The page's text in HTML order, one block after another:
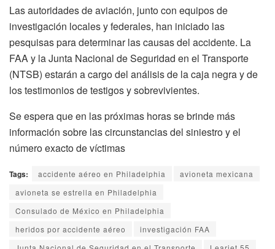
Las autoridades de aviación, junto con equipos de
investigación locales y federales, han iniciado las
pesquisas para determinar las causas del accidente. La
FAA y la Junta Nacional de Seguridad en el Transporte
(NTSB) estarán a cargo del análisis de la caja negra y de
los testimonios de testigos y sobrevivientes.
Se espera que en las próximas horas se brinde más
información sobre las circunstancias del siniestro y el
número exacto de víctimas
Tags: accidente aéreo en Philadelphia
avioneta mexicana
avioneta se estrella en Philadelphia
Consulado de México en Philadelphia
heridos por accidente aéreo
investigación FAA